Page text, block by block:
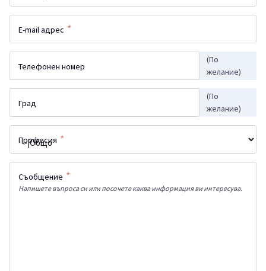
E-mail адрес *
Телефонен номер
(По
желание)
Град
(По
желание)
Професия *
Съобщение *
Напишете въпроса си или посочете каква информация ви интересува.